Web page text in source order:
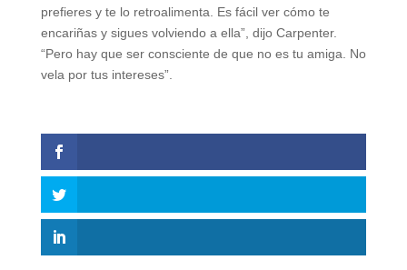
prefieres y te lo retroalimenta. Es fácil ver cómo te
encariñas y sigues volviendo a ella”, dijo Carpenter.
“Pero hay que ser consciente de que no es tu amiga. No
vela por tus intereses”.